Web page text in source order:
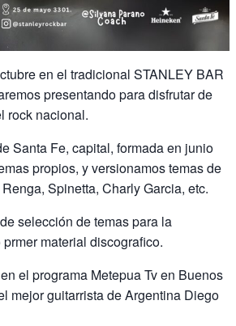
en el tradicional STANLEY BAR
presentando para disfrutar de
rock nacional.
Santa Fe, capital, formada en junio
propios, y versionamos temas de
Spinetta, Charly Garcia, etc.
selección de temas para la
material discografico.
el programa Metepua Tv en Buenos
mejor guitarrista de Argentina Diego